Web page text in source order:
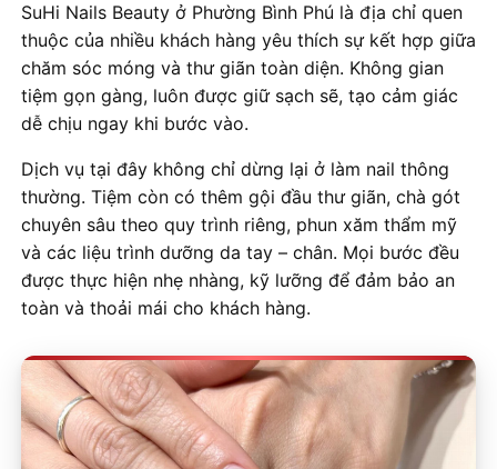
SuHi Nails Beauty ở Phường Bình Phú là địa chỉ quen
thuộc của nhiều khách hàng yêu thích sự kết hợp giữa
chăm sóc móng và thư giãn toàn diện. Không gian
tiệm gọn gàng, luôn được giữ sạch sẽ, tạo cảm giác
dễ chịu ngay khi bước vào.
Dịch vụ tại đây không chỉ dừng lại ở làm nail thông
thường. Tiệm còn có thêm gội đầu thư giãn, chà gót
chuyên sâu theo quy trình riêng, phun xăm thẩm mỹ
và các liệu trình dưỡng da tay – chân. Mọi bước đều
được thực hiện nhẹ nhàng, kỹ lưỡng để đảm bảo an
toàn và thoải mái cho khách hàng.